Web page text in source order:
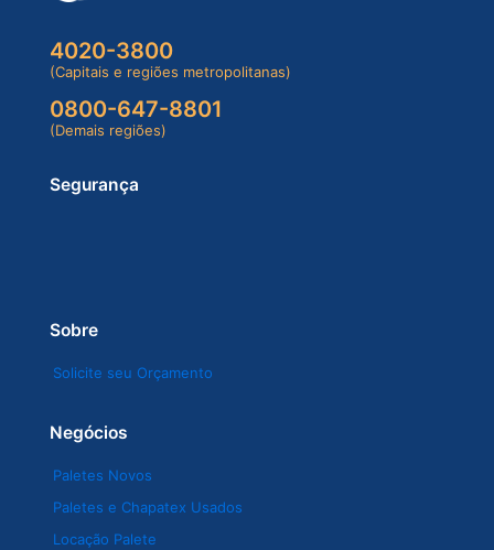
4020-3800
(Capitais e regiões metropolitanas)
0800-647-8801
(Demais regiões)
Segurança
Sobre
Solicite seu Orçamento
Negócios
Paletes Novos
Paletes e Chapatex Usados
Locação Palete